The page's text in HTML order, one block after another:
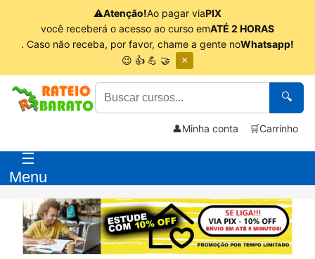
⚠Atenção!Ao pagar viaPIX
você receberá o acesso ao curso emATÉ 2 HORAS
. Caso não receba, por favor, chame a gente noWhatsapp!
😉 👍 💪 🤝
×
🔍
👤Minha conta 🛒Carrinho
☰
Menu